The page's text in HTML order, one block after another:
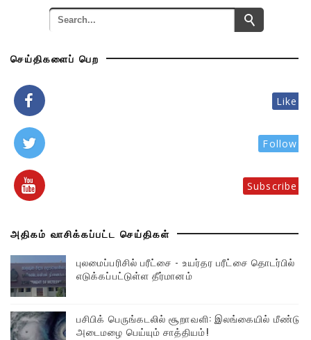
செய்திகளைப் பெற
Like
Follow
Subscribe
அதிகம் வாசிக்கப்பட்ட செய்திகள்
புலமைப்பரிசில் பரீட்சை - உயர்தர பரீட்சை தொடர்பில்
எடுக்கப்பட்டுள்ள தீர்மானம்
பசிபிக் பெருங்கடலில் சூறாவளி: இலங்கையில் மீண்டும்
அடைமழை பெய்யும் சாத்தியம்!